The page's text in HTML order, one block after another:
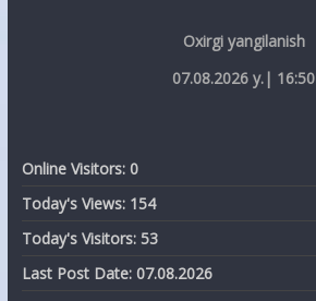
Oxirgi yangilanish
07.08.2026 y.| 16:50
Online Visitors: 0
Today's Views: 154
Today's Visitors: 53
Last Post Date: 07.08.2026